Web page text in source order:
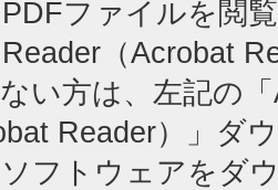
PDFファイルを閲
Reader（Acrobat
い方は、左記の
Reader）」ダ
フトウェアをダ